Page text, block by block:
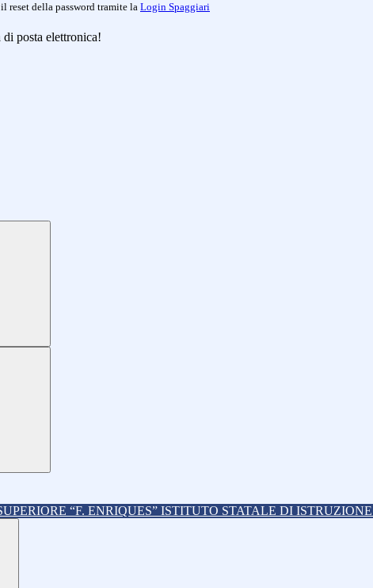
reset della password tramite la Login Spaggiari
posta elettronica!
ISTITUTO STATALE DI ISTRUZIONE